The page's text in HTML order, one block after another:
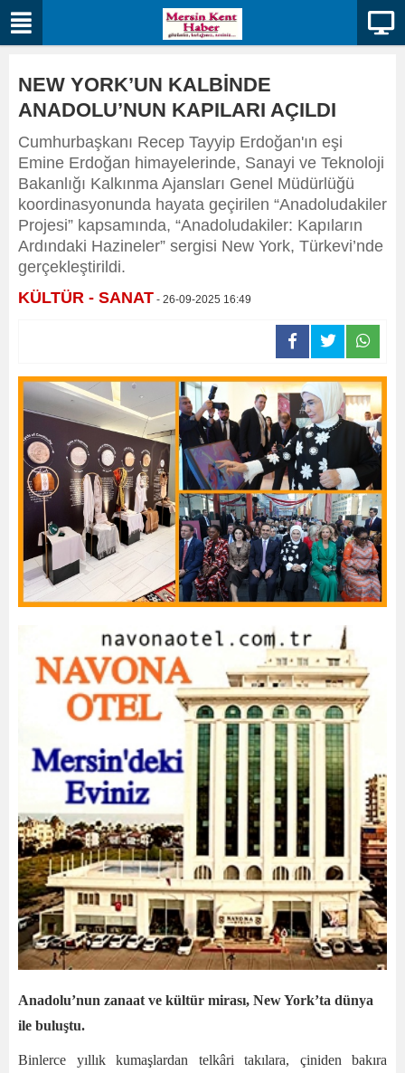
NEW YORK’UN KALBİNDE
ANADOLU’NUN KAPILARI AÇILDI
Cumhurbaşkanı Recep Tayyip Erdoğan'ın eşi
Emine Erdoğan himayelerinde, Sanayi ve Teknoloji
Bakanlığı Kalkınma Ajansları Genel Müdürlüğü
koordinasyonunda hayata geçirilen “Anadoludakiler
Projesi” kapsamında, “Anadoludakiler: Kapıların
Ardındaki Hazineler” sergisi New York, Türkevi’nde
gerçekleştirildi.
KÜLTÜR - SANAT - 26-09-2025 16:49
Anadolu’nun zanaat ve kültür mirası, New York’ta dünya
ile buluştu.
Binlerce yıllık kumaşlardan telkâri takılara, çiniden bakıra